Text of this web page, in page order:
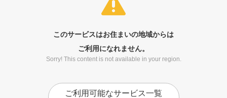
このサービスはお住まいの地域からは
ご利用になれません。
Sorry! This content is not available in your region.
ご利用可能なサービス一覧